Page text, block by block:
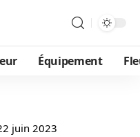
Équipement
juin 2023